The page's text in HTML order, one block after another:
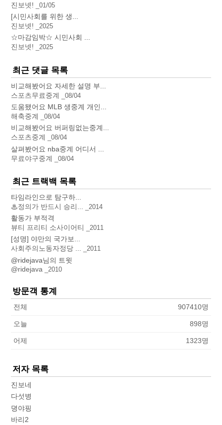
진보넷!
01/05
[시민사회를 위한 생...
진보넷!
2025
☆마감임박☆ 시민사회 ...
진보넷!
2025
최근 댓글 목록
비교해봤어요 자세한 설명 부...
스포츠무료중계
08/04
도움됐어요 MLB 생중계 개인...
해축중계
08/04
비교해봤어요 버퍼링없는중계...
스포츠중계
08/04
살펴봤어요 nba중계 어디서 ...
무료야구중계
08/04
최근 트랙백 목록
타임라인으로 탐구하...
♨정의가 반드시 승리...
2014
활동가 부적격
뷰티 프리티 소사이어티
2011
[성명] 야만의 국가보...
사회주의노동자정당 ...
2011
@ridejava님의 트윗
@ridejava
2010
방문객 통계
전체 907410명
오늘 898명
어제 1323명
저자 목록
진보네
다섯병
뎡야핑
바리2